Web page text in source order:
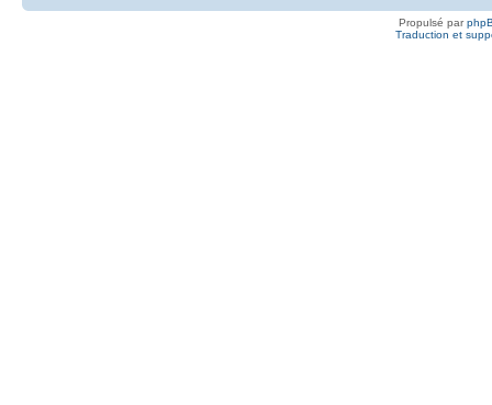
Propulsé par
Traduction et